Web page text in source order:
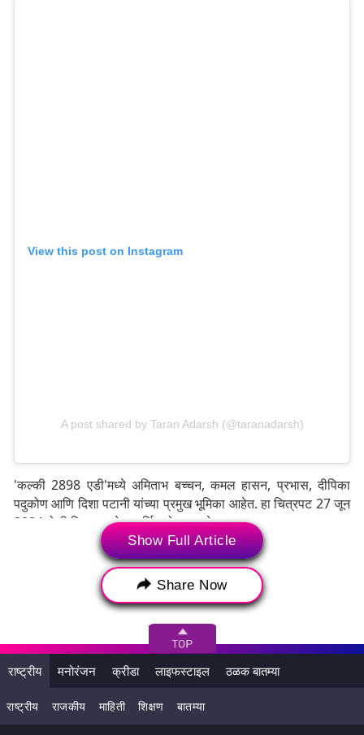
View this post on Instagram
A post shared by Taran Adarsh (@taranadarsh)
'कल्की 2898 एडी'मध्ये अमिताभ बच्चन, कमल हासन, प्रभास, दीपिका
पदुकोण आणि दिशा पटानी यांच्या प्रमुख भूमिका आहेत. हा चित्रपट 27 जून
2024 रोजी थिएटरमध्ये प्रदर्शित होणार आहे.
Show Full Article
Share Now
राष्ट्रीय मनोरंजन क्रीडा लाइफस्टाइल ठळक बातम्या
राष्ट्रीय राजकीय माहिती शिक्षण बातम्या